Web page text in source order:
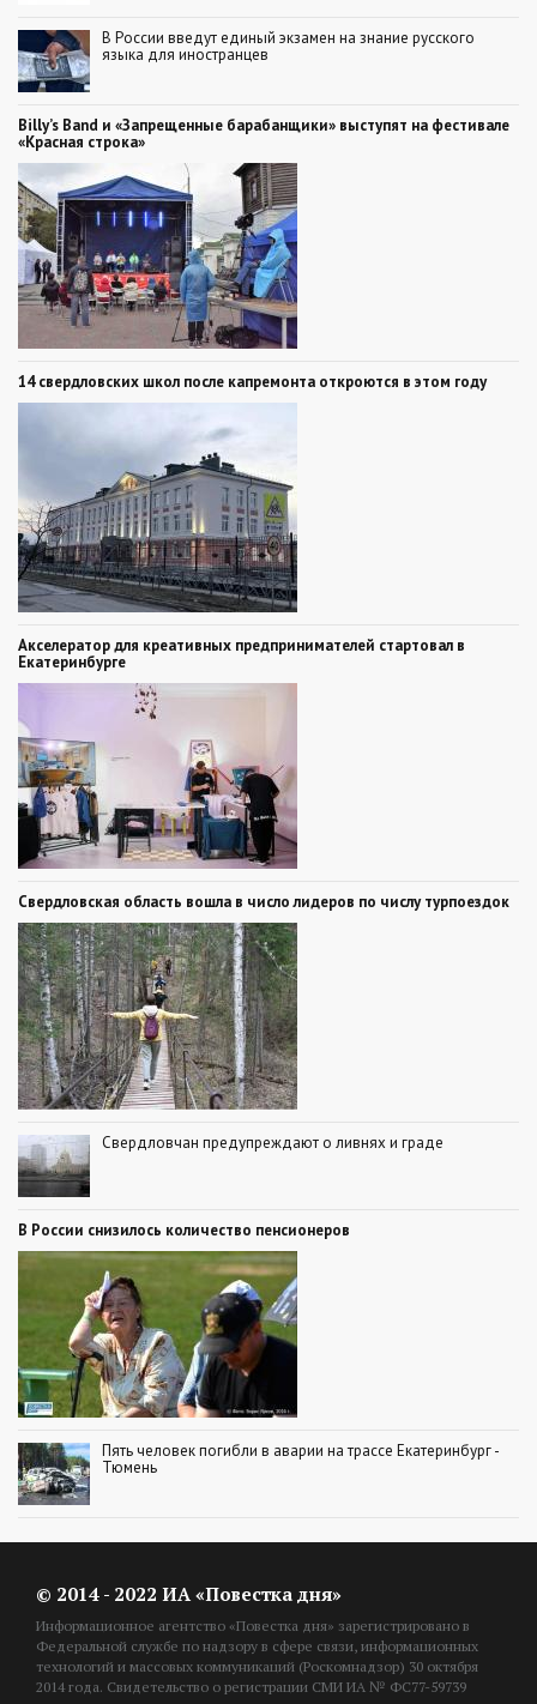
В России введут единый экзамен на знание русского
языка для иностранцев
Billy’s Band и «Запрещенные барабанщики» выступят на фестивале
«Красная строка»
14 свердловских школ после капремонта откроются в этом году
Акселератор для креативных предпринимателей стартовал в
Екатеринбурге
Свердловская область вошла в число лидеров по числу турпоездок
Свердловчан предупреждают о ливнях и граде
В России снизилось количество пенсионеров
Пять человек погибли в аварии на трассе Екатеринбург -
Тюмень
© 2014 - 2022 ИА «Повестка дня»
Информационное агентство «Повестка дня» зарегистрировано в
Федеральной службе по надзору в сфере связи, информационных
технологий и массовых коммуникаций (Роскомнадзор) 30 октября
2014 года. Свидетельство о регистрации СМИ ИА № ФС77-59739